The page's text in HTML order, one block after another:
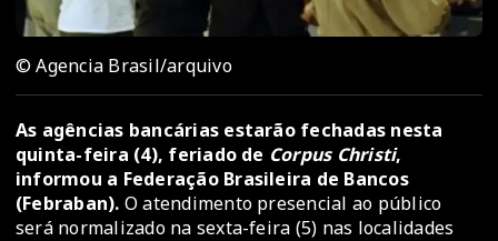
© Agencia Brasil/arquivo
As agências bancárias estarão fechadas nesta
quinta-feira (4), feriado de Corpus Christi,
informou a Federação Brasileira de Bancos
(Febraban). O atendimento presencial ao público
será normalizado na sexta-feira (5) nas localidades